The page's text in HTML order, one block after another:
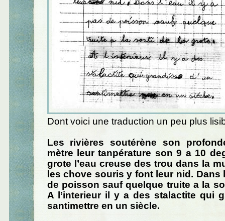
Dont voici une traduction un peu plus
Les rivières soutérène son
mètre leur tanpérature son 9 a 10
grote l’eau creuse des trou dans la
les chove souris y font leur nid. Dans
de poisson sauf quelque truite a la
A l’interieur il y a des stalactite qui
santimettre en un siècle.